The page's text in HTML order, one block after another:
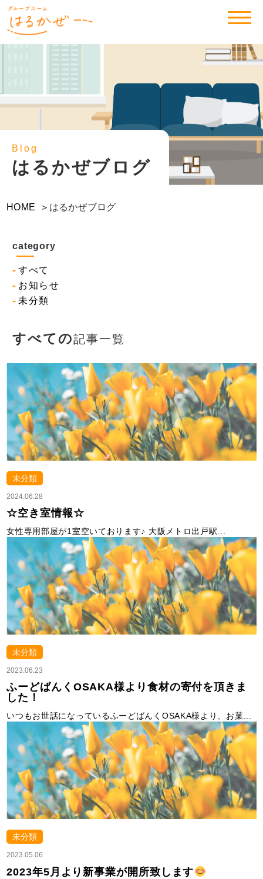
はるかぜブログ
HOME はるかぜブログ
category
すべて
お知らせ
未分類
すべての記事一覧
未分類
2024.06.28
☆空き室情報☆
女性専用部屋が1室空いております♪ 大阪メトロ出戸駅...
未分類
2023.06.23
ふーどばんくOSAKA様より食材の寄付を頂きま
した！
いつもお世話になっているふーどばんくOSAKA様より、お菓...
未分類
2023.05.06
2023年5月より新事業が開所致します